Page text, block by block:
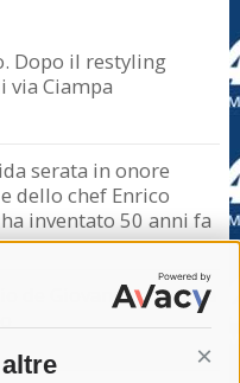
Dopo il restyling
via Ciampa
serata in onore
dello chef Enrico
inventato 50 anni fa
de Giovanni presenta